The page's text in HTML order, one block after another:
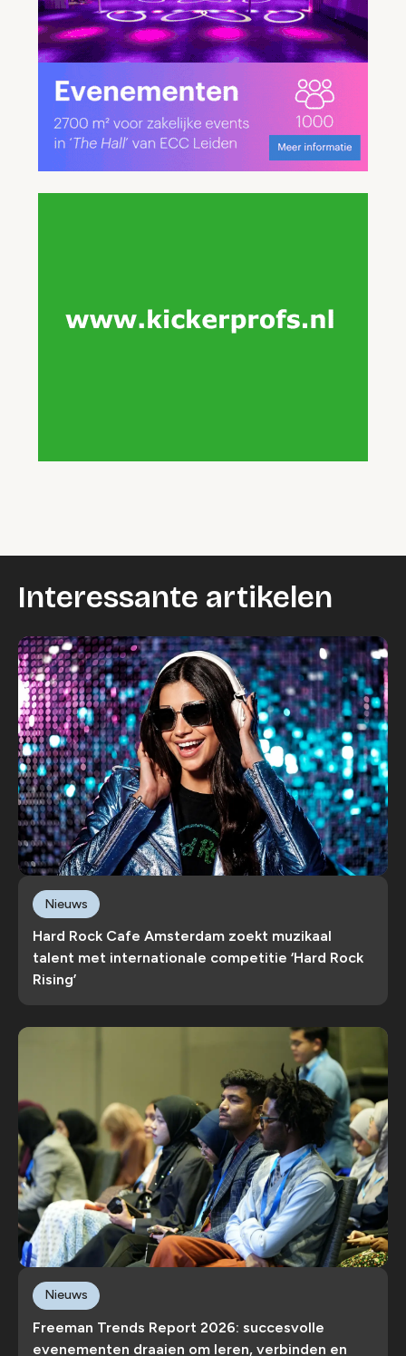
Interessante artikelen
Hard Rock Cafe Amsterdam zoekt muzikaal
talent met internationale competitie ‘Hard Rock
Rising’
Nieuws
Freeman Trends Report 2026: succesvolle
evenementen draaien om leren, verbinden en
Nieuws